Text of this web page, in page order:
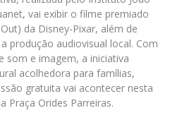
vai exibir o filme premiado
da Disney-Pixar, além de
produção audiovisual local. Com
som e imagem, a iniciativa
acolhedora para famílias,
gratuita vai acontecer nesta
Praça Orides Parreiras.